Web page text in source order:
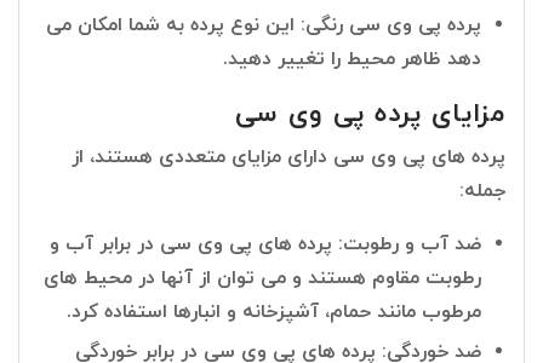
پرده پی وی سی رنگی: این نوع پرده به شما امکان می
دهد ظاهر محیط را تغییر دهید.
مزایای پرده پی وی سی
پرده های پی وی سی دارای مزایای متعددی هستند، از
جمله:
ضد آب و رطوبت: پرده های پی وی سی در برابر آب و
رطوبت مقاوم هستند و می توان از آنها در محیط های
مرطوب مانند حمام، آشپزخانه و انبارها استفاده کرد.
ضد خوردگی: پرده های پی وی سی در برابر خوردگی